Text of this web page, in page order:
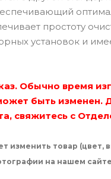
простоту
установок и
Обычно время
быть
свяжитесь с
изменить товар (цвет,
на нашем